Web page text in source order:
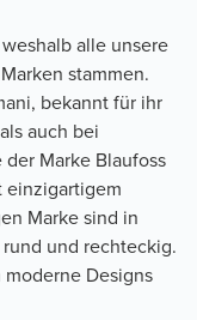
alle unsere
stammen.
bekannt für ihr
auch bei
Marke Blaufoss
einzigartigem
Marke sind in
und rechteckig.
Designs